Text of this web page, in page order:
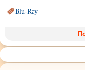
Blu-Ray
Sci-Fi (Научная
Авангард и